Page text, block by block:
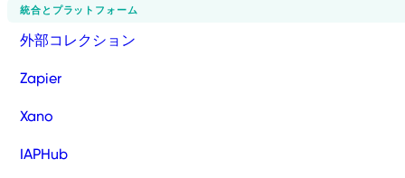
統合とプラットフォーム
外部コレクション
Zapier
Xano
IAPHub